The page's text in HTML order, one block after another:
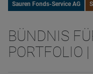
Sauren Fonds-Service AG
BÜNDNIS
PORTFOLIO